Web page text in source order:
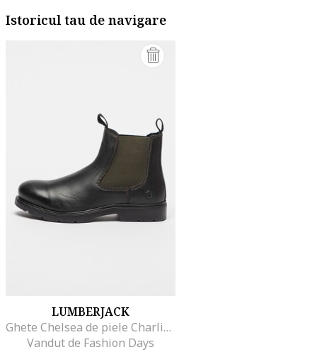
Istoricul tau de navigare
LUMBERJACK
Ghete Chelsea de piele Charlie, Verde/Negru
Vandut de Fashion Days